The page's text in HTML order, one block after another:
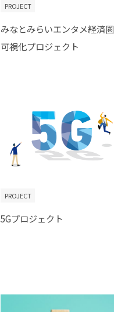
PROJECT
みなとみらいエンタメ経済圏
可視化プロジェクト
PROJECT
5Gプロジェクト